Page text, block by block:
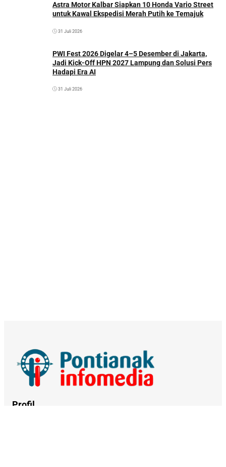
Astra Motor Kalbar Siapkan 10 Honda Vario Street
untuk Kawal Ekspedisi Merah Putih ke Temajuk
31 Juli 2026
PWI Fest 2026 Digelar 4–5 Desember di Jakarta,
Jadi Kick-Off HPN 2027 Lampung dan Solusi Pers
Hadapi Era AI
31 Juli 2026
Profil